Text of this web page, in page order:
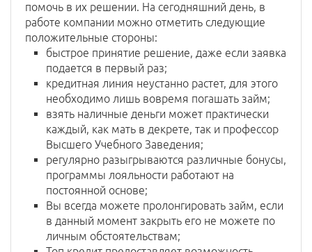
помочь в их решении. На сегодняшний день, в
работе компании можно отметить следующие
положительные стороны:
быстрое принятие решение, даже если заявка
подается в первый раз;
кредитная линия неустанно растет, для этого
необходимо лишь вовремя погашать займ;
взять наличные деньги может практически
каждый, как мать в декрете, так и профессор
Высшего Учебного Заведения;
регулярно разыгрываются различные бонусы,
программы лояльности работают на
постоянной основе;
Вы всегда можете пролонгировать займ, если
в данный момент закрыть его не можете по
личным обстоятельствам;